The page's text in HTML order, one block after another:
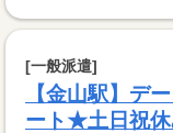
[一般派遣]
【金山駅】デ
ート★土日祝